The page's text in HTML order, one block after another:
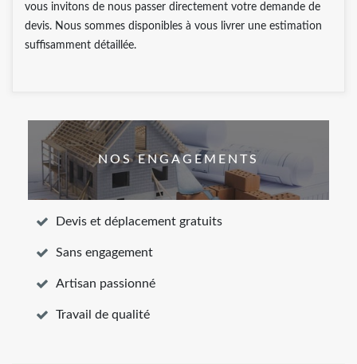
vous invitons de nous passer directement votre demande de
devis. Nous sommes disponibles à vous livrer une estimation
suffisamment détaillée.
NOS ENGAGEMENTS
Devis et déplacement gratuits
Sans engagement
Artisan passionné
Travail de qualité